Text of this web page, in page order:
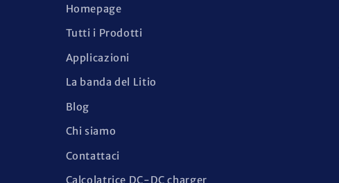
Homepage
Tutti i Prodotti
Applicazioni
La banda del Litio
Blog
Chi siamo
Contattaci